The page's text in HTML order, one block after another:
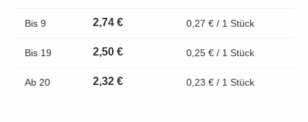
Bis 9 2,74 € 0,27 € / 1 Stück
Bis 19 2,50 € 0,25 € / 1 Stück
Ab 20 2,32 € 0,23 € / 1 Stück